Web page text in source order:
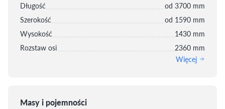
Długość
od 3700 mm
Szerokość
od 1590 mm
Wysokość
1430 mm
Rozstaw osi
2360 mm
Więcej
Masy i pojemności